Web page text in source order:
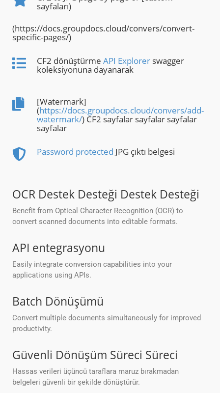
sayfaları)
(https://docs.groupdocs.cloud/convers/convert-
specific-pages/)
CF2 dönüştürme API Explorer swagger
koleksiyonuna dayanarak
[Watermark]
(https://docs.groupdocs.cloud/convers/add-
watermark/) CF2 sayfalar sayfalar sayfalar
sayfalar
Password protected JPG çıktı belgesi
OCR Destek Desteği Destek Desteği
Benefit from Optical Character Recognition (OCR) to
convert scanned documents into editable formats.
API entegrasyonu
Easily integrate conversion capabilities into your
applications using APIs.
Batch Dönüşümü
Convert multiple documents simultaneously for improved
productivity.
Güvenli Dönüşüm Süreci Süreci
Hassas verileri üçüncü taraflara maruz bırakmadan
belgeleri güvenli bir şekilde dönüştürür.